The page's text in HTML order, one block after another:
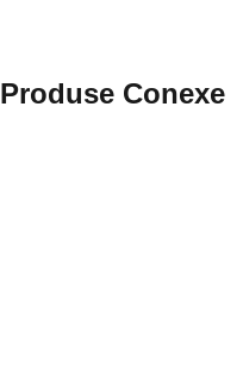
Produse Conexe